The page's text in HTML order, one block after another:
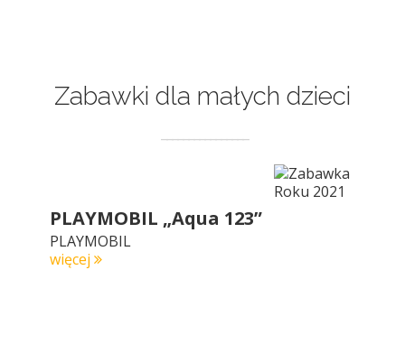
Zabawki dla małych dzieci
PLAYMOBIL „Aqua 123”
PLAYMOBIL
więcej